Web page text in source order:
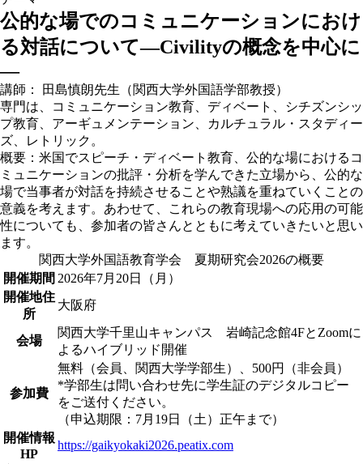
公的な場でのコミュニケーションにおけ
る対話について―Civilityの概念を中心に
―
講師： 田島慎朗先生（関西大学外国語学部教授）
専門は、コミュニケーション教育、ディベート、シチズンシッ
プ教育、アーギュメンテーション、カルチュラル・スタディー
ズ、レトリック。
概要：米国でスピーチ・ディベート教育、公的な場におけるコ
ミュニケーションの批評・分析を学んできた立場から、公的な
場で当事者が対話を持続させることや熟議を重ねていくことの
意義を考えます。あわせて、これらの教育現場への応用の可能
性についても、参加者の皆さんとともに考えていきたいと思い
ます。
関西大学外国語教育学会 夏期研究会2026の概要
開催期間 2026年7月20日（月）
開催地住
所
大阪府
会場
関西大学千里山キャンパス 岩崎記念館4FとZoomに
よるハイブリッド開催
参加費
無料（会員、関西大学学部生）、500円（非会員）
*学部生は問い合わせ先に学生証のデジタルコピー
をご送付ください。
（申込期限：7月19日（土）正午まで）
開催情報
HP
https://gaikyokaki2026.peatix.com